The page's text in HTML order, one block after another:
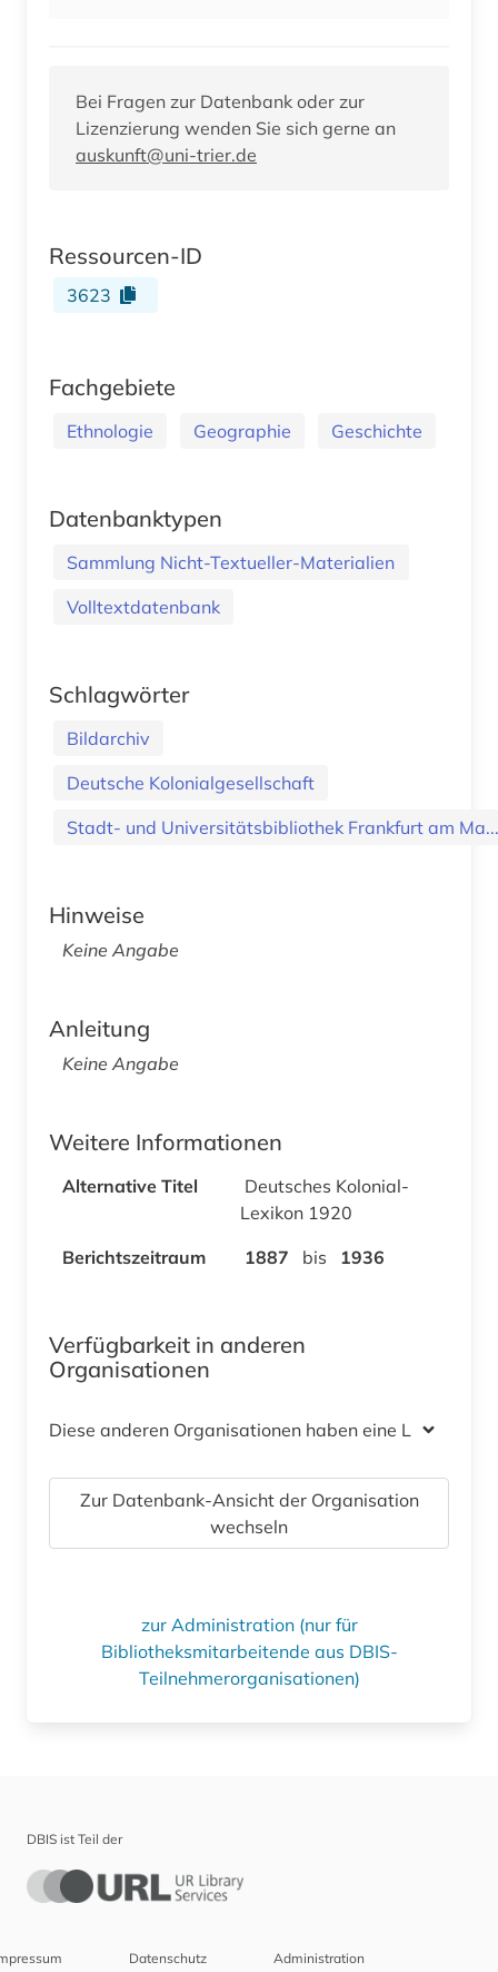
Bei Fragen zur Datenbank oder zur
Lizenzierung wenden Sie sich gerne an
auskunft@uni-trier.de
Ressourcen-ID
3623
Fachgebiete
Ethnologie Geographie Geschichte
Datenbanktypen
Sammlung Nicht-Textueller-Materialien
Volltextdatenbank
Schlagwörter
Bildarchiv
Deutsche Kolonialgesellschaft
Stadt- und Universitätsbibliothek Frankfurt am Ma...
Hinweise
Keine Angabe
Anleitung
Keine Angabe
Weitere Informationen
Alternative Titel
Deutsches Kolonial-
Lexikon 1920
Berichtszeitraum
1887 bis 1936
Verfügbarkeit in anderen
Organisationen
Diese anderen Organisationen haben eine Lizenz
Zur Datenbank-Ansicht der Organisation
wechseln
zur Administration (nur für
Bibliotheksmitarbeitende aus DBIS-
Teilnehmerorganisationen)
DBIS ist Teil der
Datenschutz Administration